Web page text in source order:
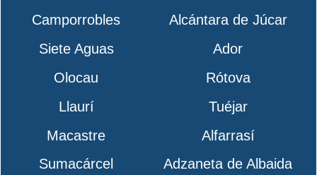
Camporrobles
Alcántara de Júcar
Siete Aguas
Ador
Olocau
Rótova
Llaurí
Tuéjar
Macastre
Alfarrasí
Sumacárcel
Adzaneta de Albaida